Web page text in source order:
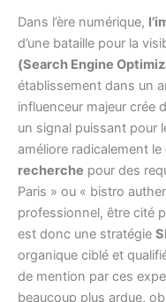
Dans l’ère numérique,
d’une bataille pour la
(Search Engine
établissement dans un
influenceur majeur crée
un signal puissant pour
améliore radicalement le
recherche pour des
Paris » ou « bistro
professionnel, être cité
est donc une stratégie
organique ciblé et
de mention par ces
beaucoup plus ardue,